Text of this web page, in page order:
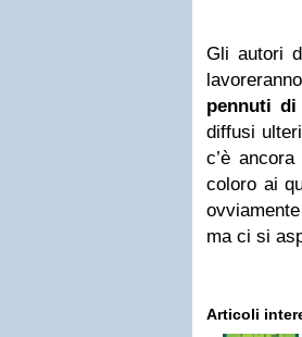
Gli autori
pennuti di
diffusi
c’è ancora
coloro ai
ma ci si
Articoli